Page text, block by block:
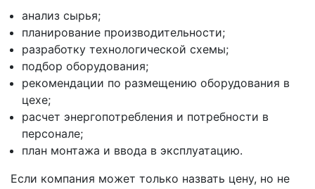
анализ сырья;
планирование производительности;
разработку технологической схемы;
подбор оборудования;
рекомендации по размещению оборудования в
цехе;
расчет энергопотребления и потребности в
персонале;
план монтажа и ввода в эксплуатацию.
Если компания может только назвать цену, но не